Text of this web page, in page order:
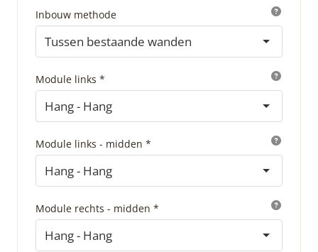
Inbouw methode
Tussen bestaande wanden
Module links *
Hang - Hang
Module links - midden *
Hang - Hang
Module rechts - midden *
Hang - Hang